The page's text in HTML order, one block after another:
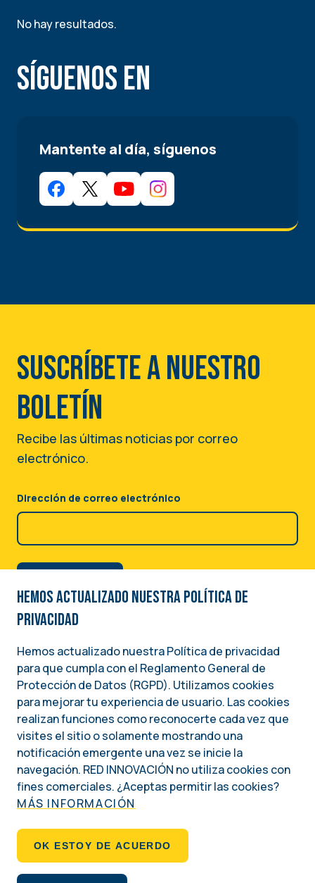
No hay resultados.
Síguenos en
Mantente al día, síguenos
Suscríbete a nuestro
boletín
Recibe las últimas noticias por correo
electrónico.
Dirección de correo electrónico
Image
Una iniciativa del
INSTITUTO NACIONAL DEMÓCRATA PARA ASUNTOS INTERNACIONALES (NDI)
Social
Footer
QUIÉNES SOMOS
POLÍTICA DE PRIVACIDAD
Hemos actualizado nuestra Política de
privacidad
Hemos actualizado nuestra Política de privacidad
para que cumpla con el Reglamento General de
Protección de Datos (RGPD). Utilizamos cookies
para mejorar tu experiencia de usuario. Las cookies
realizan funciones como reconocerte cada vez que
visites el sitio o solamente mostrando una
notificación emergente una vez se inicie la
navegación. RED INNOVACIÓN no utiliza cookies con
fines comerciales. ¿Aceptas permitir las cookies?
MÁS INFORMACIÓN
OK ESTOY DE ACUERDO